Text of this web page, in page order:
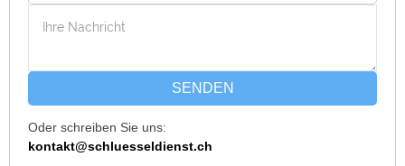
Daniel W. aus Uster
Die Tür wurde ohne Kratzer geöffnet, nur der Preis war leicht
SENDEN
Oder schreiben Sie uns:
kontakt@schluesseldienst.ch